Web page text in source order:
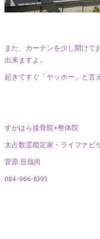
また、カーテンを少し開け
出来ますよ。
起きてすぐ「ヤッホー」と言
すがはら接骨院+整体院
太占数霊鑑定家・ライフナビ
菅原 亘哉尚
084-966-8395